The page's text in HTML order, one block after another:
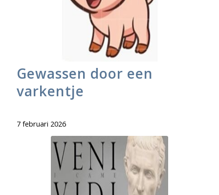
Gewassen door een
varkentje
7 februari 2026